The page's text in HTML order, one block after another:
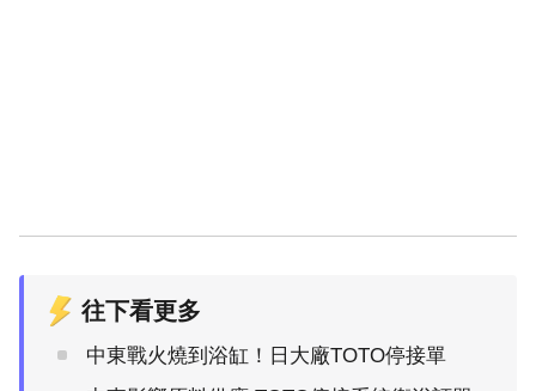
往下看更多
中東戰火燒到浴缸！日大廠TOTO停接單